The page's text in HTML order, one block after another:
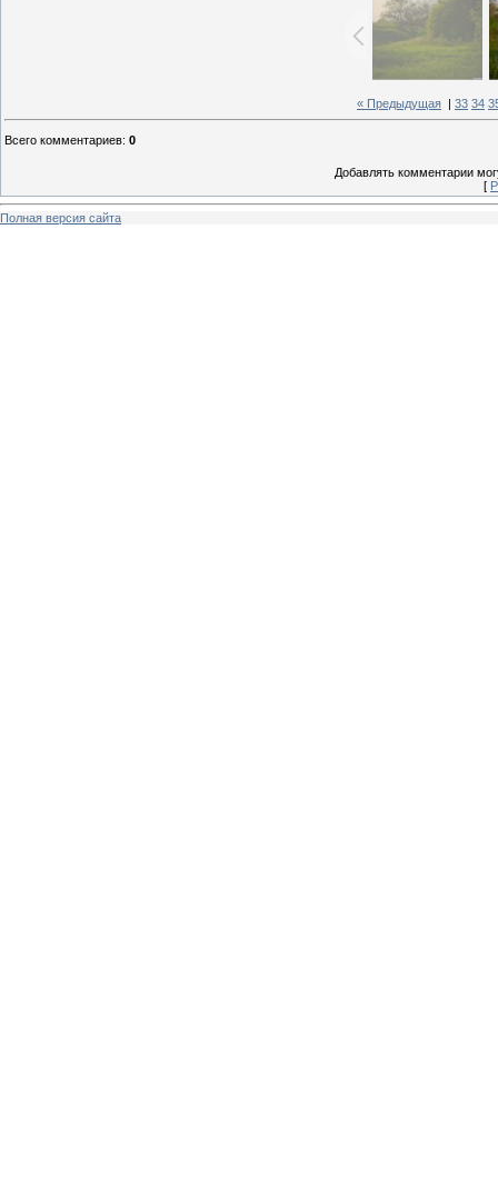
« Предыдущая | 33 34
Всего комментариев: 0
Добавлять комментарии
[
Полная версия сайта